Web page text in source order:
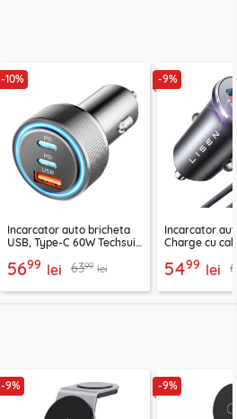
-10%
Incarcator auto bricheta
USB, Type-C 60W Techsuit
5699 lei 6399 lei
-9%
Incarcator
Charge cu
5499 lei
-9% -9%